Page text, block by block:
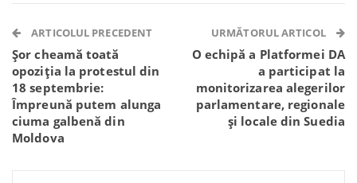
Telegram WhatsApp Viber
ARTICOLUL PRECEDENT
Șor cheamă toată
opoziția la protestul din
18 septembrie:
Împreună putem alunga
ciuma galbenă din
Moldova
URMĂTORUL ARTICOL
O echipă a Platformei DA
a participat la
monitorizarea alegerilor
parlamentare, regionale
și locale din Suedia